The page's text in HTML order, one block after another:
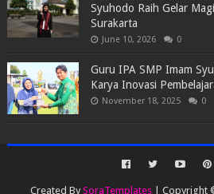
Syuhodo Raih Gelar
Surakarta
June 10, 2026 0
Guru IPA SMP Imam
Karya Inovasi
November 18, 2025 0
Created By SoraTemplates| Copyright